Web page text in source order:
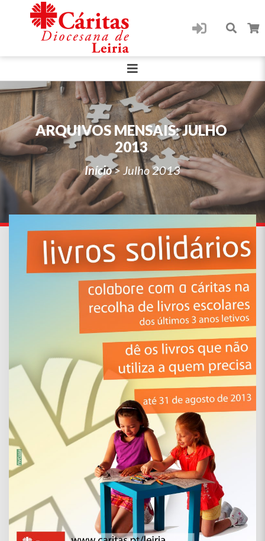
ARQUIVOS MENSAIS:JULHO
2013
Início> Julho 2013